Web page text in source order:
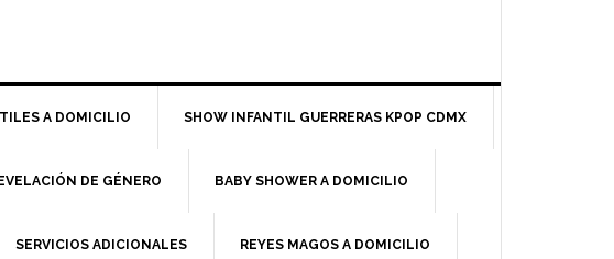
A DOMICILIO SHOW INFANTIL GUERRERAS KPOP CDMX
DE GÉNERO BABY SHOWER A DOMICILIO
SERVICIOS ADICIONALES REYES MAGOS A DOMICILIO